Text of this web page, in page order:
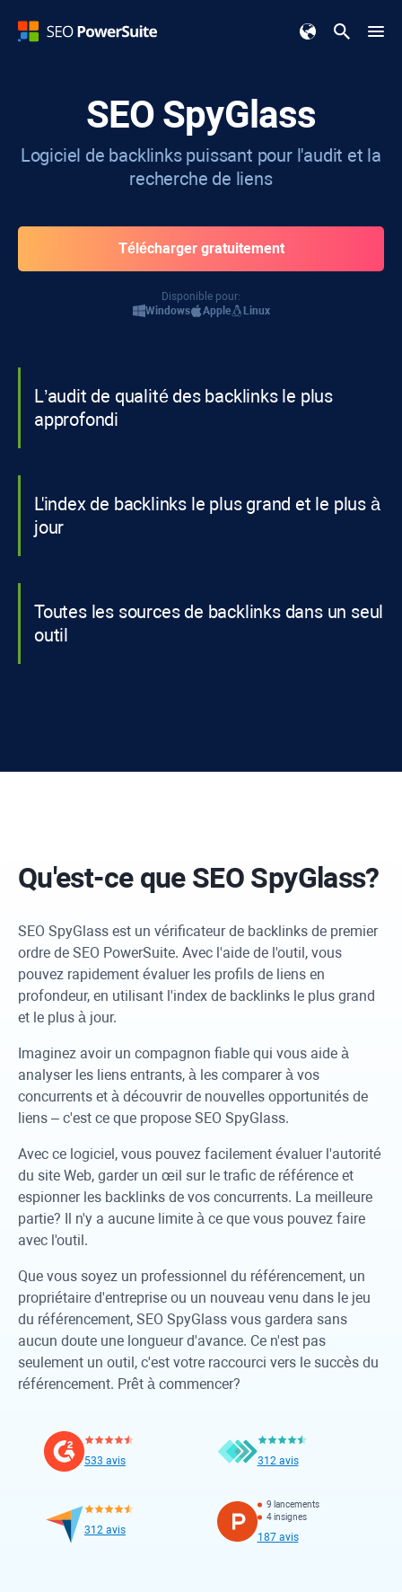
SEO SpyGlass
Logiciel de backlinks puissant pour l'audit et la
recherche de liens
Télécharger gratuitement
Disponible pour:
Windows
Apple Linux
L’audit de qualité des backlinks le plus
approfondi
L'index de backlinks le plus grand et le plus à
jour
Toutes les sources de backlinks dans un seul
outil
Qu'est-ce que SEO SpyGlass?
SEO SpyGlass est un vérificateur de backlinks de premier
ordre de SEO PowerSuite. Avec l'aide de l'outil, vous
pouvez rapidement évaluer les profils de liens en
profondeur, en utilisant l'index de backlinks le plus grand
et le plus à jour.
Imaginez avoir un compagnon fiable qui vous aide à
analyser les liens entrants, à les comparer à vos
concurrents et à découvrir de nouvelles opportunités de
liens – c'est ce que propose SEO SpyGlass.
Avec ce logiciel, vous pouvez facilement évaluer l'autorité
du site Web, garder un œil sur le trafic de référence et
espionner les backlinks de vos concurrents. La meilleure
partie? Il n'y a aucune limite à ce que vous pouvez faire
avec l'outil.
Que vous soyez un professionnel du référencement, un
propriétaire d'entreprise ou un nouveau venu dans le jeu
du référencement, SEO SpyGlass vous gardera sans
aucun doute une longueur d'avance. Ce n'est pas
seulement un outil, c'est votre raccourci vers le succès du
référencement. Prêt à commencer?
533 avis 312 avis
312 avis
9 lancements
4 insignes
187 avis